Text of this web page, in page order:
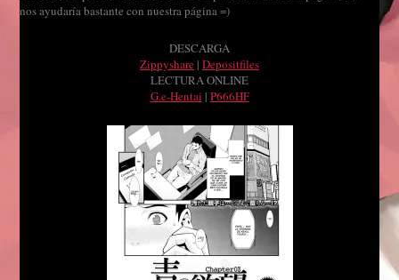
nos ayudaría bastante con nuestra página =)
DESCARGA
Zippyshare | Depositfiles
LECTURA ONLINE
G.e-Hentai | P666HF